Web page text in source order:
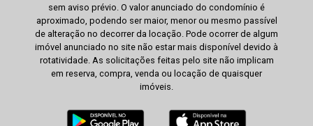
sem aviso prévio. O valor anunciado do condomínio é
aproximado, podendo ser maior, menor ou mesmo passível
de alteração no decorrer da locação. Pode ocorrer de algum
imóvel anunciado no site não estar mais disponível devido à
rotatividade. As solicitações feitas pelo site não implicam
em reserva, compra, venda ou locação de quaisquer
imóveis.